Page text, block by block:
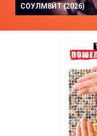
СОУЛМ8ЙТ (2026)